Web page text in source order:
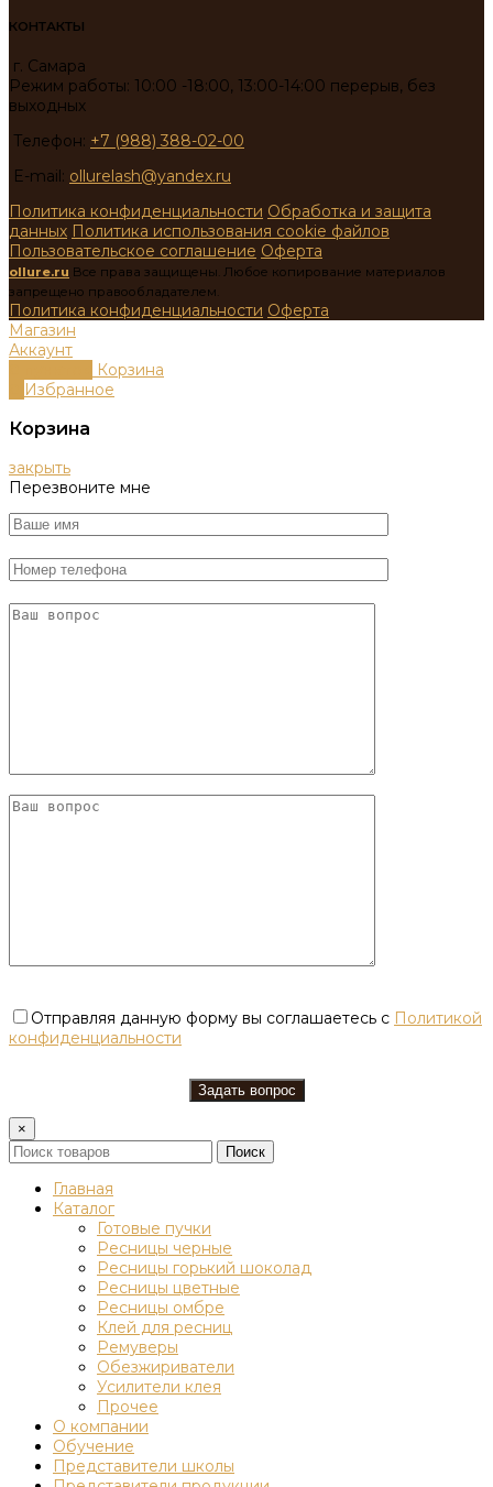
КОНТАКТЫ
г. Самара
Режим работы: 10:00 -18:00, 13:00-14:00 перерыв, без
выходных
Телефон: +7 (988) 388-02-00
E-mail: ollurelash@yandex.ru
Политика конфиденциальности Обработка и защита
данных Политика использования cookie файлов
Пользовательское соглашение Оферта
ollure.ru Все права защищены. Любое копирование материалов
запрещено правообладателем.
Политика конфиденциальности Оферта
Магазин
Аккаунт
Корзина
Избранное
Корзина
закрыть
Перезвоните мне
Отправляя данную форму вы соглашаетесь с Политикой
конфиденциальности
×
Поиск
Главная
Каталог
Готовые пучки
Ресницы черные
Ресницы горький шоколад
Ресницы цветные
Ресницы омбре
Клей для ресниц
Ремуверы
Обезжириватели
Усилители клея
Прочее
О компании
Обучение
Представители школы